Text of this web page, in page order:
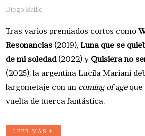
Diego Batlle
Tras varios premiados cortos como
Resonancias (2019), Luna que se
de mi soledad(2022) y Quisiera no
(2025), la argentina Lucila Mariani
largometaje con un coming of ageque
vuelta de tuerca fantástica.
LEER MÁS